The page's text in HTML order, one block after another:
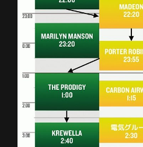
LIVE
备
录
（7.25
更